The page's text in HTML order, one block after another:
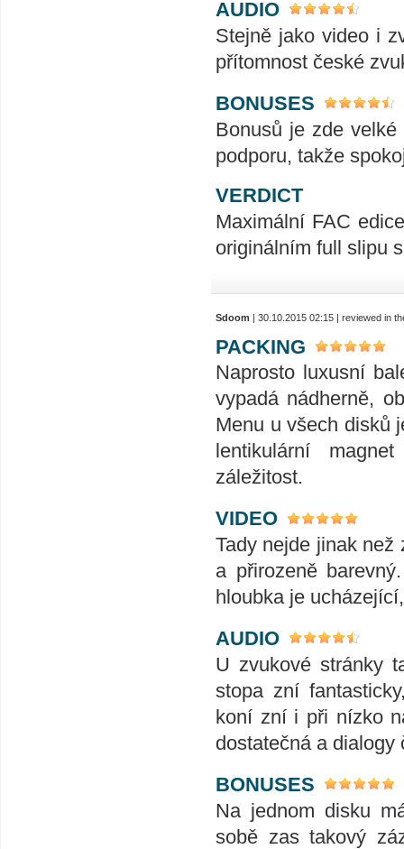
AUDIO
Stejně jako video i
přítomnost české
BONUSES
Bonusů je zde
podporu, takže
VERDICT
Maximální FAC
originálním full slipu
Sdoom | 30.10.2015 02:15 | reviewed in
PACKING
Naprosto luxusní
vypadá nádherně,
Menu u všech disků
lentikulární
záležitost.
VIDEO
Tady nejde jinak
a přirozeně
hloubka je
AUDIO
U zvukové stránky
stopa zní
koní zní i při nízko
dostatečná a dialogy
BONUSES
Na jednom disku
sobě zas takový